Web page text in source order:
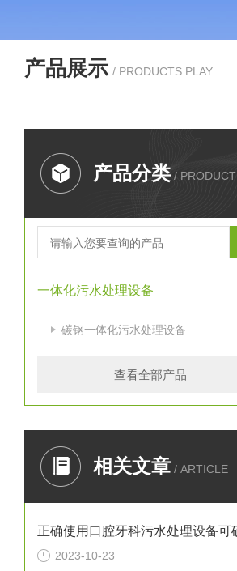
产品展示 / PRODUCTS PLAY
产品分类 / PRODUCT
一体化污水处理设备
碳钢一体化污水处理设备
查看全部产品
相关文章 / ARTICLE
2023-10-23